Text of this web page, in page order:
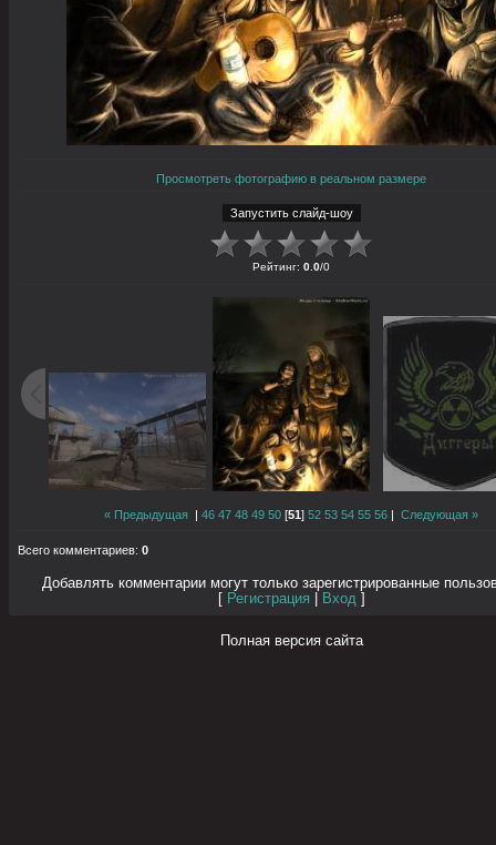
Просмотреть фотографию в реальном размере
Рейтинг: 0.0/0
« Предыдущая |46 47 48 49 50 [51]52 53 54 55 56 |Следующая »
Всего комментариев: 0
Добавлять комментарии могут только зарегистрированные
Регистрация Вход
Полная версия сайта